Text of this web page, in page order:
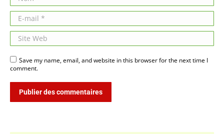
E-mail *
Site Web
Save my name, email, and website in this browser for the next time I
comment.
Publier des commentaires